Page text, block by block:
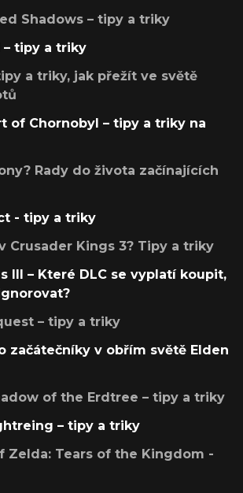
Shadows – tipy a triky
– tipy a triky
a triky, jak přežít ve světě
of Chornobyl – tipy a triky na
Rady do života začínajících
- tipy a triky
Crusader Kings 3? Tipy a triky
III – Které DLC se vyplatí koupit,
– tipy a triky
začátečníky v obřím světě Elden
of the Erdtree – tipy a triky
– tipy a triky
Zelda: Tears of the Kingdom -